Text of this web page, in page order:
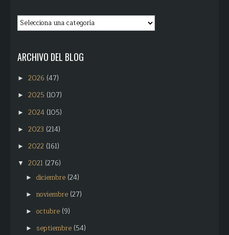
ARCHIVO DEL BLOG
► 2026 (47)
► 2025 (107)
► 2024 (105)
► 2023 (214)
► 2022 (161)
▼ 2021 (276)
► diciembre (24)
► noviembre (27)
► octubre (9)
► septiembre (54)